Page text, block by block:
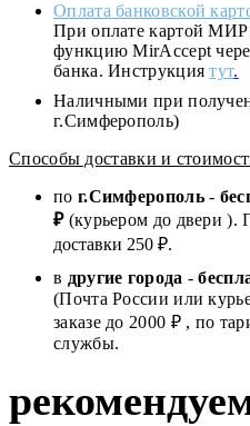
Оплата банковской
При оплате картой МИР
функцию MirAccept
банка. Инструкциятут.
Наличными при
г.Симферополь)
Способы доставки и
по г.Симферополь-
₽(курьером до двери ).
доставки 250 ₽.
в другие города -
(Почта России или
заказе до 2000 ₽ , по
службы.